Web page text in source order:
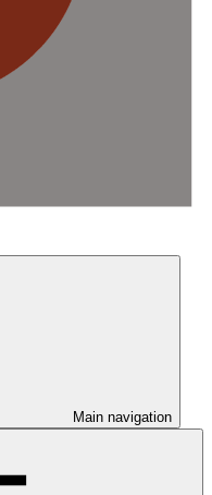
Main navigation